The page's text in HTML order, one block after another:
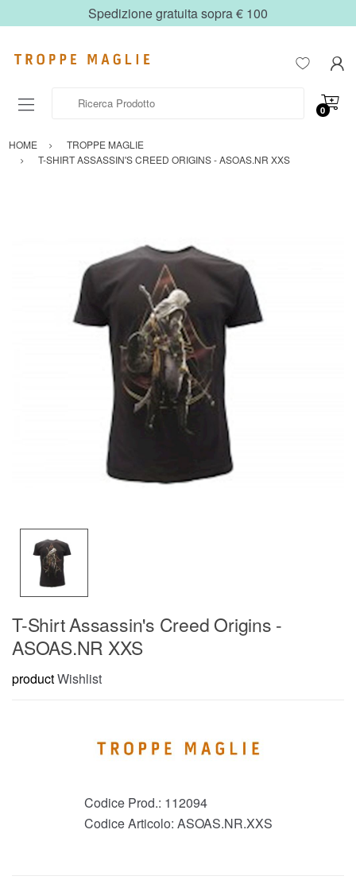
Spedizione gratuita sopra € 100
0
HOME
TROPPE MAGLIE
T-SHIRT ASSASSIN'S CREED ORIGINS - ASOAS.NR XXS
T-Shirt Assassin's Creed Origins -
ASOAS.NR XXS
productWishlist
Codice Prod.: 112094
Codice Articolo: ASOAS.NR.XXS